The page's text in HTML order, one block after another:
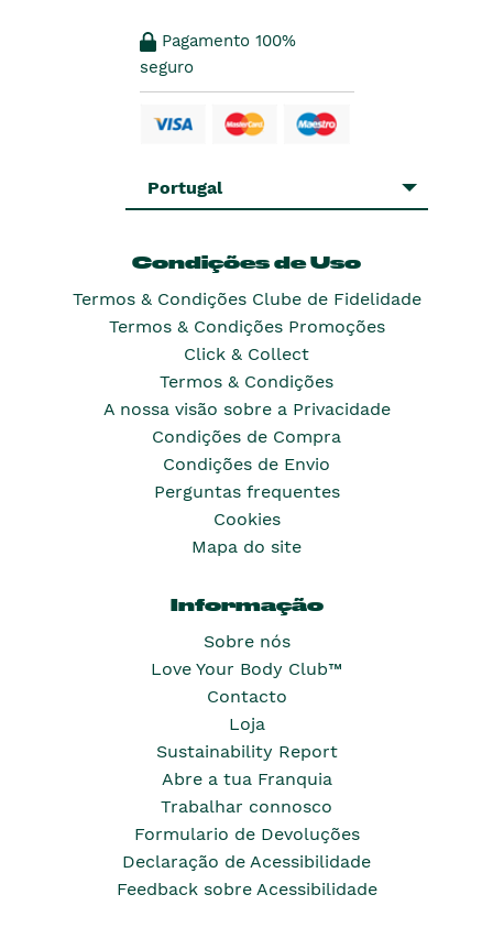
Pagamento 100%
seguro
Portugal
Condições de Uso
Termos & Condições Clube de Fidelidade
Termos & Condições Promoções
Click & Collect
Termos & Condições
A nossa visão sobre a Privacidade
Condições de Compra
Condições de Envio
Perguntas frequentes
Cookies
Mapa do site
Informação
Sobre nós
Love Your Body Club™
Contacto
Loja
Sustainability Report
Abre a tua Franquia
Trabalhar connosco
Formulario de Devoluções
Declaração de Acessibilidade
Feedback sobre Acessibilidade